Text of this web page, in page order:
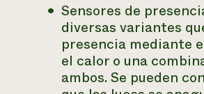
Sensores de
diversas variantes
presencia mediante
el calor o una
ambos. Se pueden